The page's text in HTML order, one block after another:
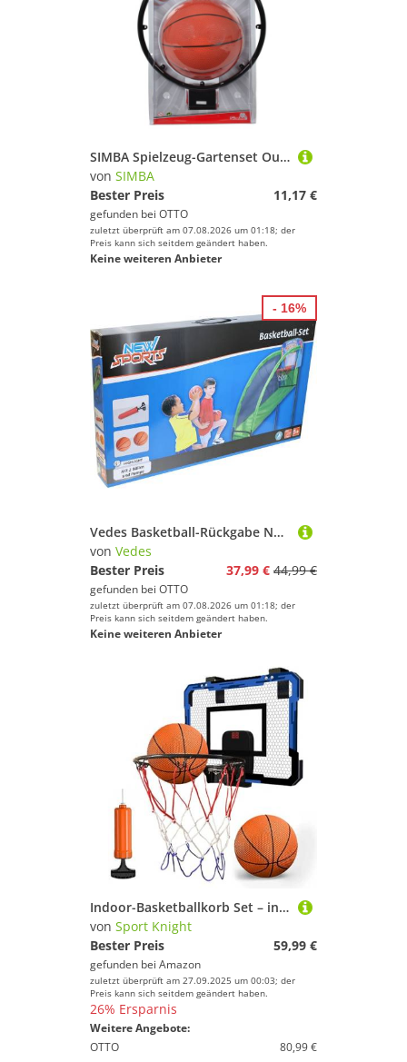
SIMBA Spielzeug-Gartenset Outdoor Spielzeug Ballspiel Basketball Korb und Ball 107400675
von SIMBA
Bester Preis
11,17 €
gefunden bei OTTO
zuletzt überprüft am 07.08.2026 um 01:18; der
Preis kann sich seitdem geändert haben.
Keine weiteren Anbieter
Vedes Basketball-Rückgabe NSP Basketball Indoor-Set inkl. 2 Bälle
von Vedes
Bester Preis
37,99 € 44,99 €
gefunden bei OTTO
zuletzt überprüft am 07.08.2026 um 01:18; der
Preis kann sich seitdem geändert haben.
Keine weiteren Anbieter
- 16%
Indoor-Basketballkorb Set – inkl. 2 Bälle, Pumpe & Punktezähler – für Zuhause, einfache Montage zum Einhängen
von Sport Knight
Bester Preis
59,99 €
gefunden bei Amazon
zuletzt überprüft am 27.09.2025 um 00:03; der
Preis kann sich seitdem geändert haben.
26% Ersparnis
Weitere Angebote:
OTTO
80,99 €